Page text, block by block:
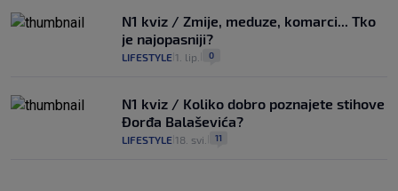
N1 kviz / Zmije, meduze, komarci... Tko
je najopasniji?
LIFESTYLE 1. lip. 0
N1 kviz / Koliko dobro poznajete stihove
Đorđa Balaševića?
LIFESTYLE 18. svi. 11